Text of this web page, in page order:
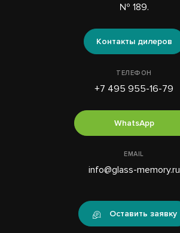
№ 189.
Контакты дилеров
ТЕЛЕФОН
+7 495 955-16-79
WhatsApp
EMAIL
info@glass-memory.ru
Оставить заявку